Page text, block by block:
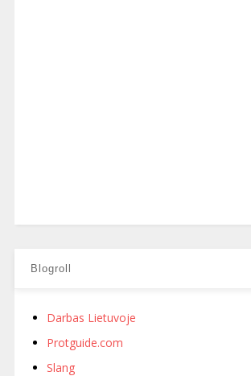
Blogroll
Darbas Lietuvoje
Protguide.com
Slang